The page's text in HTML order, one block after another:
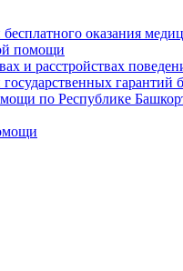
оказания
помощи
и расстройствах
по Республике